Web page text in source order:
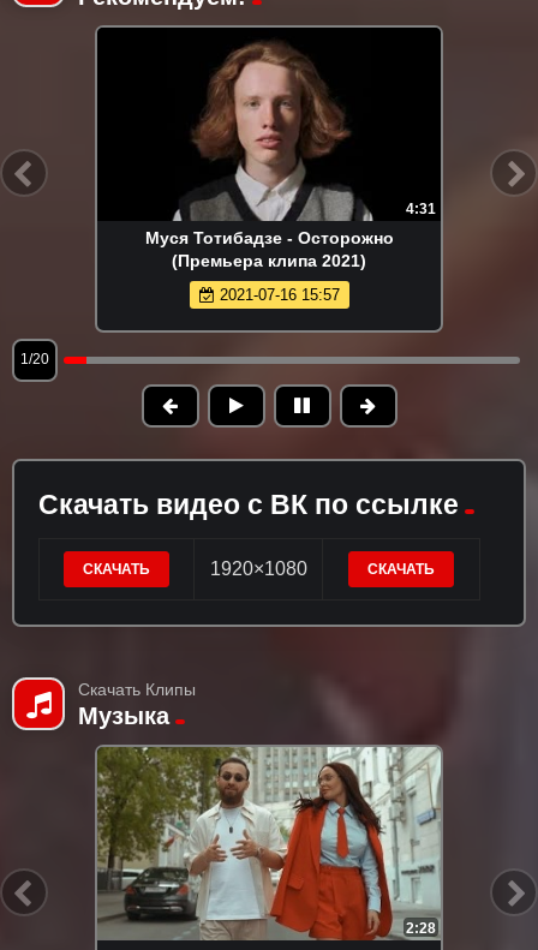
4:31
Муся Тотибадзе - Осторожно
(Премьера клипа 2021)
2021-07-16 15:57
1/20
Скачать видео с ВК по ссылке
СКАЧАТЬ 1920×1080 СКАЧАТЬ
Скачать Клипы
Музыка
2:28